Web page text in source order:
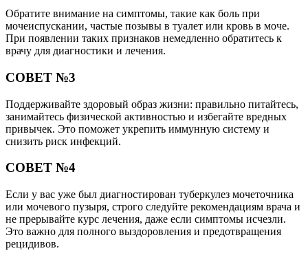
Обратите внимание на симптомы, такие как боль при
мочеиспускании, частые позывы в туалет или кровь в моче.
При появлении таких признаков немедленно обратитесь к
врачу для диагностики и лечения.
СОВЕТ №3
Поддерживайте здоровый образ жизни: правильно питайтесь,
занимайтесь физической активностью и избегайте вредных
привычек. Это поможет укрепить иммунную систему и
снизить риск инфекций.
СОВЕТ №4
Если у вас уже был диагностирован туберкулез мочеточника
или мочевого пузыря, строго следуйте рекомендациям врача и
не прерывайте курс лечения, даже если симптомы исчезли.
Это важно для полного выздоровления и предотвращения
рецидивов.